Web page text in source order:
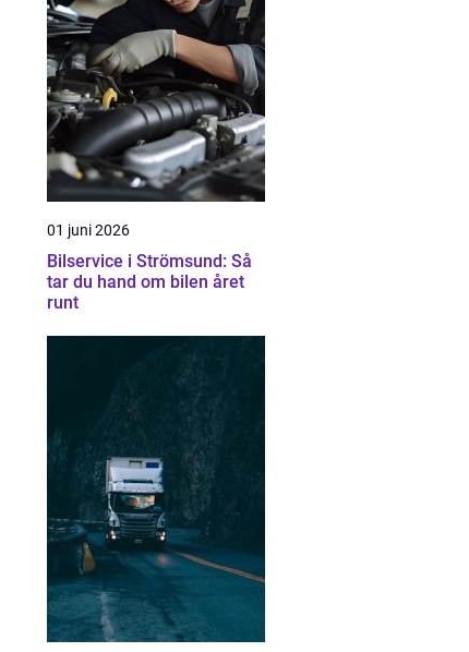
01 juni 2026
Bilservice i Strömsund: Så
tar du hand om bilen året
runt